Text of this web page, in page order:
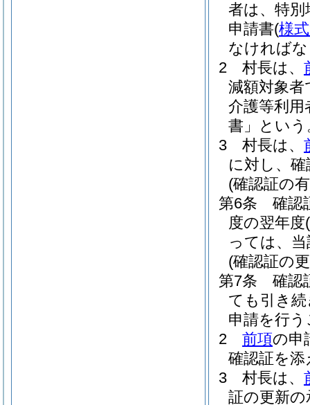
者は、特別
申請書(様
なければ
2
村長は、
減額対象
介護等利用
書」という
3
村長は、
に対し、
(確認証の
第6条
確認
度の翌年度
っては、
(確認証の
第7条
確認
ても引き
申請を行
2
前項の申
確認証を
3
村長は、
証の更新